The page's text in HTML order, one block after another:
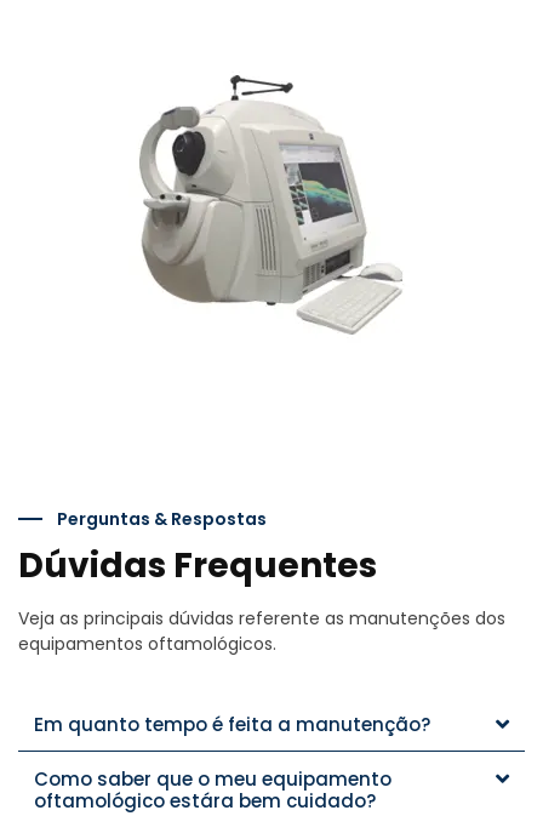
Perguntas & Respostas
Dúvidas Frequentes
Veja as principais dúvidas referente as manutenções dos
equipamentos oftamológicos.
Em quanto tempo é feita a manutenção?
Como saber que o meu equipamento
oftamológico estára bem cuidado?